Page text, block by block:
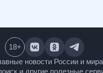
главные новости России
18+